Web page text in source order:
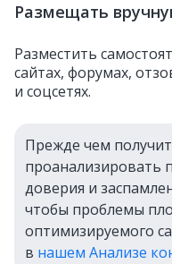
Размещать
Разместить
сайтах, форумах,
и соцсетях.
Прежде чем
проанализировать
доверия и
чтобы проблемы
оптимизируемого
в нашем Анализе